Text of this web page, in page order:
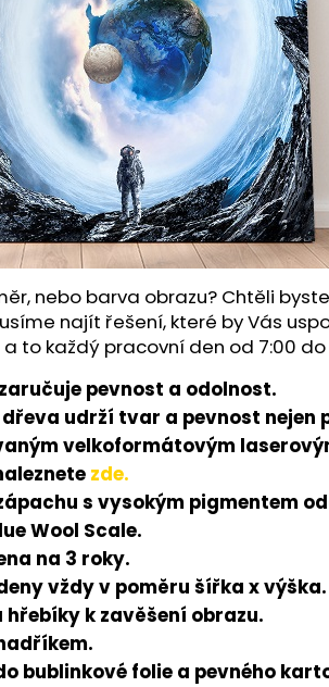
nebo barva obrazu? Chtěli
najít řešení, které by Vás
to každý pracovní den od 7:00 do
pevnost a odolnost.
udrží tvar a pevnost nejen
velkoformátovým
zde.
s vysokým pigmentem
Wool Scale.
na 3 roky.
vždy v poměru šířka x výška.
k zavěšení obrazu.
bublinkové folie a pevného